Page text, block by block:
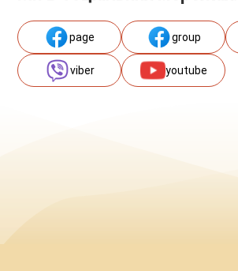
page group
viber youtube